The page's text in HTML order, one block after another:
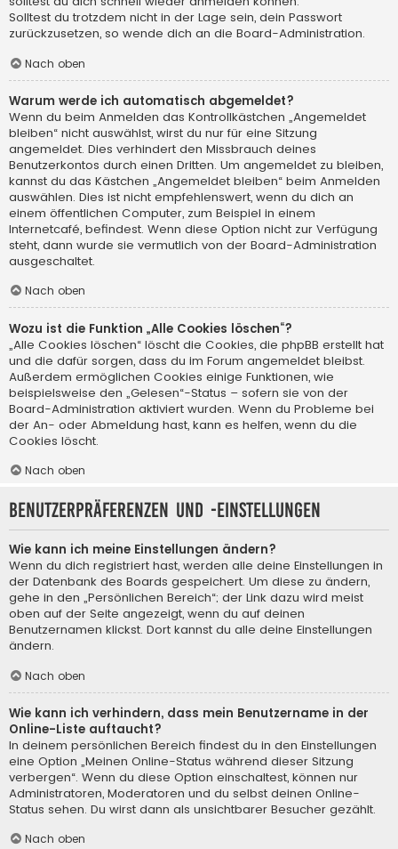
Solltest du trotzdem nicht in der Lage sein, dein Passwort
zurückzusetzen, so wende dich an die Board-Administration.
Nach oben
Warum werde ich automatisch abgemeldet?
Wenn du beim Anmelden das Kontrollkästchen „Angemeldet
bleiben“ nicht auswählst, wirst du nur für eine Sitzung
angemeldet. Dies verhindert den Missbrauch deines
Benutzerkontos durch einen Dritten. Um angemeldet zu bleiben,
kannst du das Kästchen „Angemeldet bleiben“ beim Anmelden
auswählen. Dies ist nicht empfehlenswert, wenn du dich an
einem öffentlichen Computer, zum Beispiel in einem
Internetcafé, befindest. Wenn diese Option nicht zur Verfügung
steht, dann wurde sie vermutlich von der Board-Administration
ausgeschaltet.
Nach oben
Wozu ist die Funktion „Alle Cookies löschen“?
„Alle Cookies löschen“ löscht die Cookies, die phpBB erstellt hat
und die dafür sorgen, dass du im Forum angemeldet bleibst.
Außerdem ermöglichen Cookies einige Funktionen, wie
beispielsweise den „Gelesen“-Status – sofern sie von der
Board-Administration aktiviert wurden. Wenn du Probleme bei
der An- oder Abmeldung hast, kann es helfen, wenn du die
Cookies löscht.
Nach oben
Benutzerpräferenzen und -einstellungen
Wie kann ich meine Einstellungen ändern?
Wenn du dich registriert hast, werden alle deine Einstellungen in
der Datenbank des Boards gespeichert. Um diese zu ändern,
gehe in den „Persönlichen Bereich“; der Link dazu wird meist
oben auf der Seite angezeigt, wenn du auf deinen
Benutzernamen klickst. Dort kannst du alle deine Einstellungen
ändern.
Nach oben
Wie kann ich verhindern, dass mein Benutzername in der
Online-Liste auftaucht?
In deinem persönlichen Bereich findest du in den Einstellungen
eine Option „Meinen Online-Status während dieser Sitzung
verbergen“. Wenn du diese Option einschaltest, können nur
Administratoren, Moderatoren und du selbst deinen Online-
Status sehen. Du wirst dann als unsichtbarer Besucher gezählt.
Nach oben